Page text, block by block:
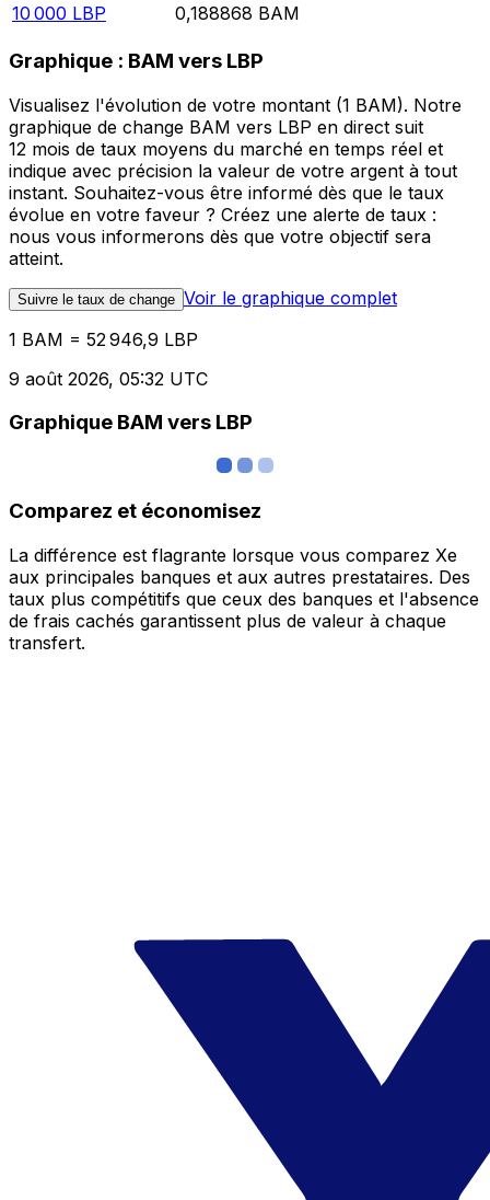
10 000 LBP 0,188868 BAM
Graphique : BAM vers LBP
Visualisez l'évolution de votre montant (1 BAM). Notre
graphique de change BAM vers LBP en direct suit
12 mois de taux moyens du marché en temps réel et
indique avec précision la valeur de votre argent à tout
instant. Souhaitez-vous être informé dès que le taux
évolue en votre faveur ? Créez une alerte de taux :
nous vous informerons dès que votre objectif sera
atteint.
Suivre le taux de change Voir le graphique complet
1 BAM = 52 946,9 LBP
9 août 2026, 05:32 UTC
Graphique BAM vers LBP
Comparez et économisez
La différence est flagrante lorsque vous comparez Xe
aux principales banques et aux autres prestataires. Des
taux plus compétitifs que ceux des banques et l'absence
de frais cachés garantissent plus de valeur à chaque
transfert.